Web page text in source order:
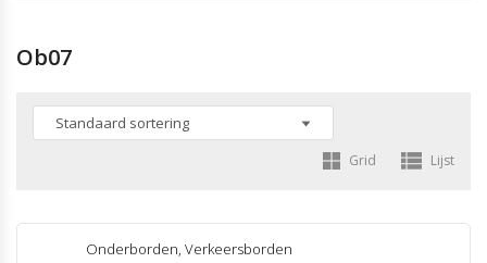
Ob07
Grid Lijst
Onderborden, Verkeersborden